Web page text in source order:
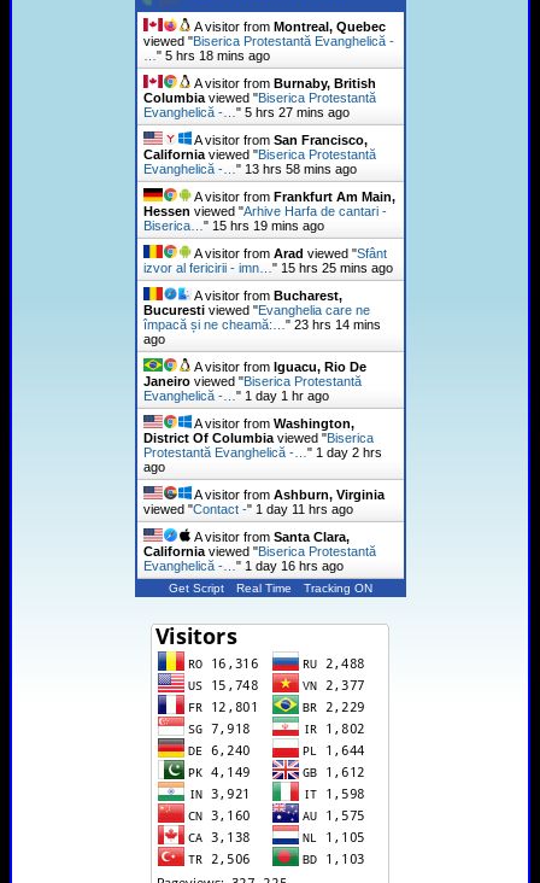
A visitor from Montreal, Quebec
viewed "Biserica Protestantă Evanghelică -
" 5 hrs 18 mins ago
A visitor from Burnaby, British
Columbiaviewed "Biserica Protestantă
Evanghelică -… " 5 hrs 27 mins ago
A visitor from San Francisco,
Californiaviewed "Biserica Protestantă
Evanghelică -… " 13 hrs 58 mins ago
A visitor from Frankfurt Am Main,
Hessen viewed "Arhive Harfa de cantari -
Biserica… " 15 hrs 19 mins ago
A visitor from Arad viewed "Sfânt
izvor al fericirii - imn… " 15 hrs 25 mins ago
A visitor from Bucharest,
Bucurestiviewed "Evanghelia care ne
împacă și ne cheamă:… " 23 hrs 14 mins
ago
A visitor from Iguacu, Rio De
Janeiroviewed "Biserica Protestantă
Evanghelică -… " 1 day 1 hr ago
A visitor from Washington,
District Of Columbiaviewed "Biserica
Protestantă Evanghelică -… " 1 day 2 hrs
ago
A visitor from Ashburn, Virginia
viewed "Contact -" 1 day 11 hrs ago
A visitor from Santa Clara,
Californiaviewed "Biserica Protestantă
Evanghelică -… " 1 day 16 hrs ago
Get Script Real Time Tracking ON